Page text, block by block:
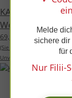
KAIIMAN
Weite/M
69,99 €
(Sie sparen 10,00 €
Unverbindliche
Melde
sichere
für
Nur Filii-